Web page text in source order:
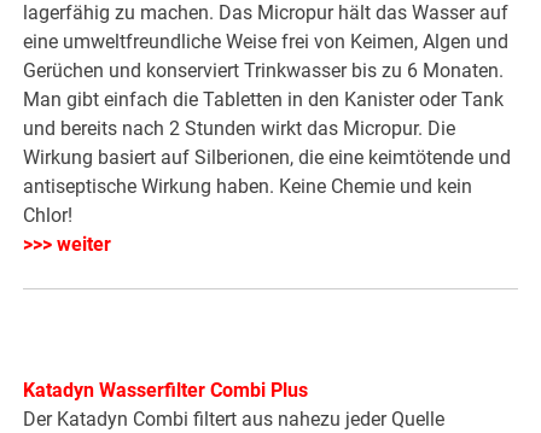
lagerfähig zu machen. Das Micropur hält das Wasser auf
eine umweltfreundliche Weise frei von Keimen, Algen und
Gerüchen und konserviert Trinkwasser bis zu 6 Monaten.
Man gibt einfach die Tabletten in den Kanister oder Tank
und bereits nach 2 Stunden wirkt das Micropur. Die
Wirkung basiert auf Silberionen, die eine keimtötende und
antiseptische Wirkung haben. Keine Chemie und kein
Chlor!
>>> weiter
Katadyn Wasserfilter Combi Plus
Der Katadyn Combi filtert aus nahezu jeder Quelle